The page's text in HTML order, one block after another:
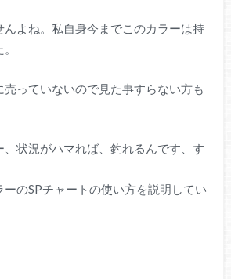
よね。私自身今までこのカラーは持
っていないので見た事すらない方も
、状況がハマれば、釣れるんです、す
のSPチャートの使い方を説明してい